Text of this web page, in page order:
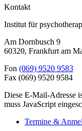
Kontakt
Institut für
Am Dornbusch 9
60320, Frankfurt am
Fon (069) 9520 9583
Fax (069) 9520 9584
Diese E-Mail-Adresse
muss JavaScript
Termine &